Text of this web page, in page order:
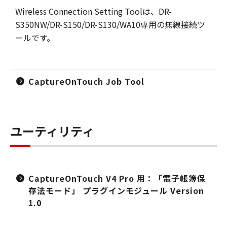
Wireless Connection Setting Toolは、DR-
S350NW/DR-S150/DR-S130/WA10専用の無線接続ツ
ールです。
CaptureOnTouch Job Tool
ユーティリティ
CaptureOnTouch V4 Pro 用：「電子帳簿保
存法モード」 プラグインモジュール Version
1.0